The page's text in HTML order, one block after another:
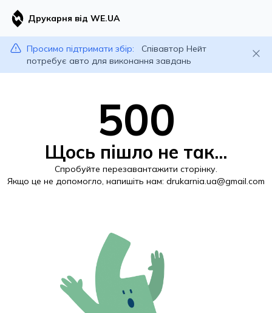
Друкарня від WE.UA
Просимо підтримати збір:
Співавтор Нейт
потребує авто для виконання завдань
500
Щось пішло не так...
Спробуйте перезавантажити сторінку.
Якщо це не допомогло, напишіть нам: drukarnia.ua@gmail.com